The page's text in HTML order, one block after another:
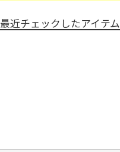
最近チェックしたアイテム